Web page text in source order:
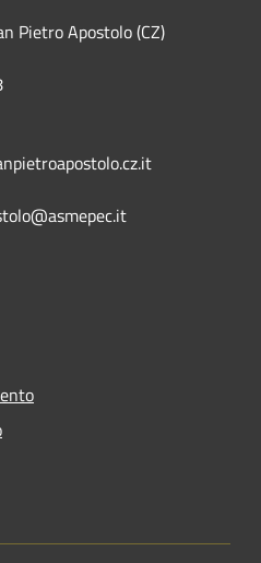
Pietro Apostolo (CZ)